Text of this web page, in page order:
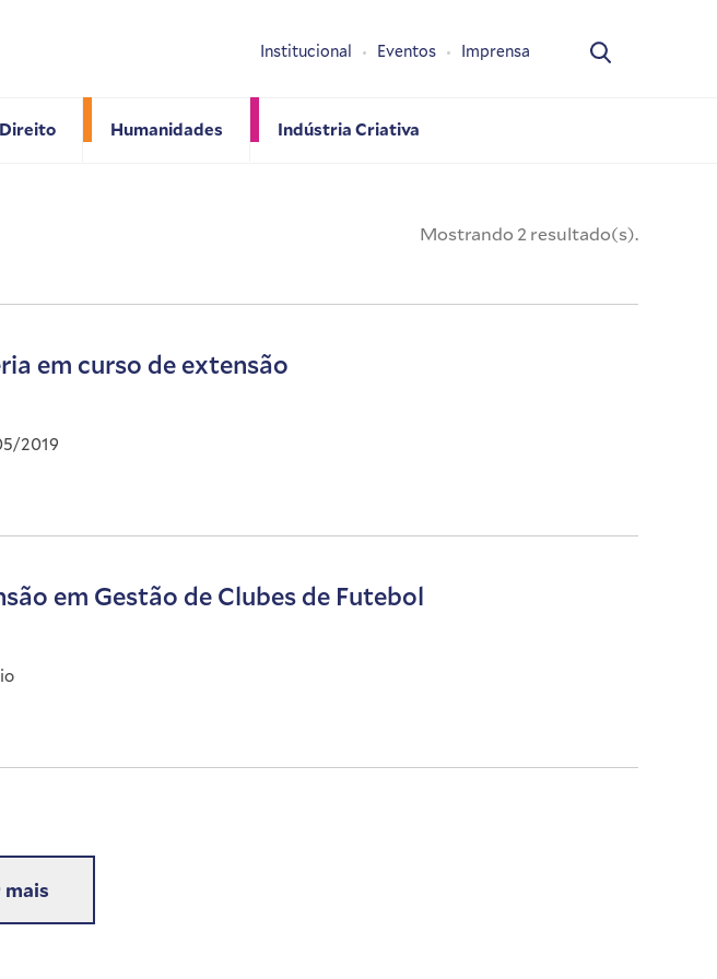
Direito Humanidades Indústria Criativa
Institucional Eventos Imprensa
Mostrando 2 resultado(s).
em curso de extensão
2019
em Gestão de Clubes de Futebol